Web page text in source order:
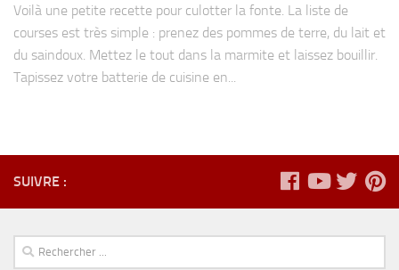
Voilà une petite recette pour culotter la fonte. La liste de
courses est très simple : prenez des pommes de terre, du lait et
du saindoux. Mettez le tout dans la marmite et laissez bouillir.
Tapissez votre batterie de cuisine en...
SUIVRE :